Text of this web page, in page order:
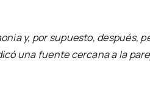
y, por supuesto, después,
una fuente cercana a la